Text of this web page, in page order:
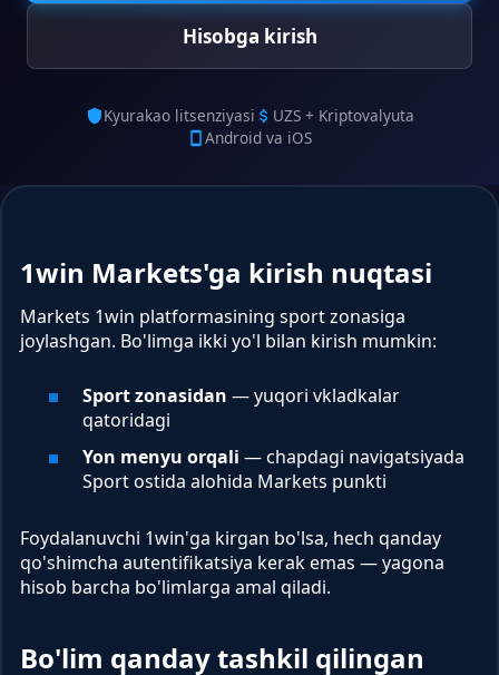
Hisobga kirish
Kyurakao litsenziyasi
UZS + Kriptovalyuta
Android va iOS
1win Markets'ga kirish nuqtasi
Markets 1win platformasining sport zonasiga
joylashgan. Bo'limga ikki yo'l bilan kirish mumkin:
Sport zonasidan — yuqori vkladkalar
qatoridagi
Yon menyu orqali — chapdagi navigatsiyada
Sport ostida alohida Markets punkti
Foydalanuvchi 1win'ga kirgan bo'lsa, hech qanday
qo'shimcha autentifikatsiya kerak emas — yagona
hisob barcha bo'limlarga amal qiladi.
Bo'lim qanday tashkil qilingan